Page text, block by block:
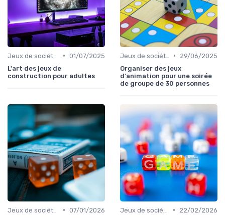
• 01/07/2025
L'art des jeux de
construction pour adultes
•
29/06/2025
Organiser des jeux
d'animation pour une soirée
de groupe de 30 personnes
• 07/01/2026
•
22/02/2026